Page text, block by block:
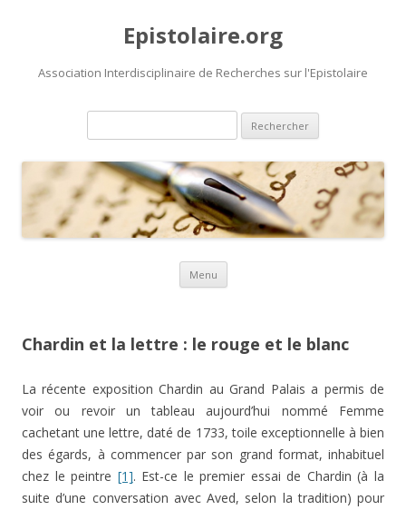
Epistolaire.org
Association Interdisciplinaire de Recherches sur l'Epistolaire
Rechercher :
Menu Aller au contenu principal
Chardin et la lettre : le rouge et le blanc
La récente exposition Chardin au Grand Palais a permis de
voir ou revoir un tableau aujourd’hui nommé Femme
cachetant une lettre, daté de 1733, toile exceptionnelle à bien
des égards, à commencer par son grand format, inhabituel
chez le peintre [1]. Est-ce le premier essai de Chardin (à la
suite d’une conversation avec Aved, selon la tradition) pour